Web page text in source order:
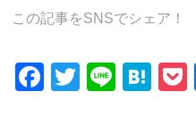
この記事をSNSでシェア！
F
T
Li
H